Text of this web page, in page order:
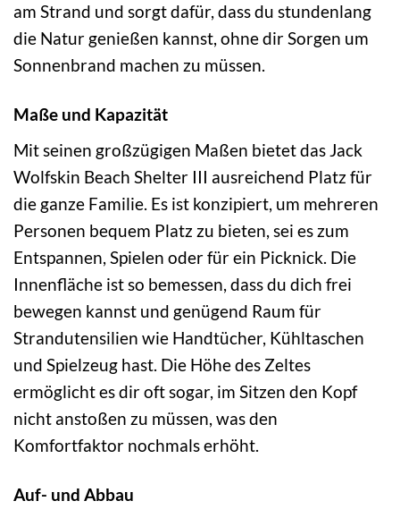
am Strand und sorgt dafür, dass du stundenlang
die Natur genießen kannst, ohne dir Sorgen um
Sonnenbrand machen zu müssen.
Maße und Kapazität
Mit seinen großzügigen Maßen bietet das Jack
Wolfskin Beach Shelter III ausreichend Platz für
die ganze Familie. Es ist konzipiert, um mehreren
Personen bequem Platz zu bieten, sei es zum
Entspannen, Spielen oder für ein Picknick. Die
Innenfläche ist so bemessen, dass du dich frei
bewegen kannst und genügend Raum für
Strandutensilien wie Handtücher, Kühltaschen
und Spielzeug hast. Die Höhe des Zeltes
ermöglicht es dir oft sogar, im Sitzen den Kopf
nicht anstoßen zu müssen, was den
Komfortfaktor nochmals erhöht.
Auf- und Abbau